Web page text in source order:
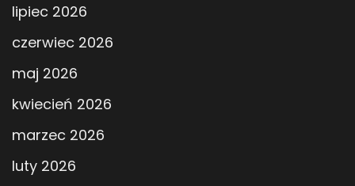
lipiec 2026
czerwiec 2026
maj 2026
kwiecień 2026
marzec 2026
luty 2026